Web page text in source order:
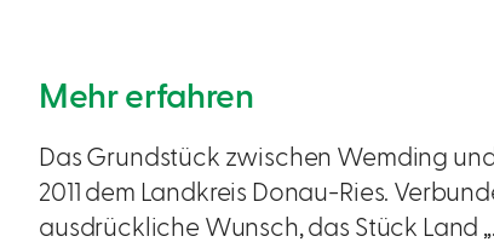
Mehr erfahren
Das Grundstück zwischen Wemding
2011 dem Landkreis Donau-Ries.
ausdrückliche Wunsch, das Stück Land